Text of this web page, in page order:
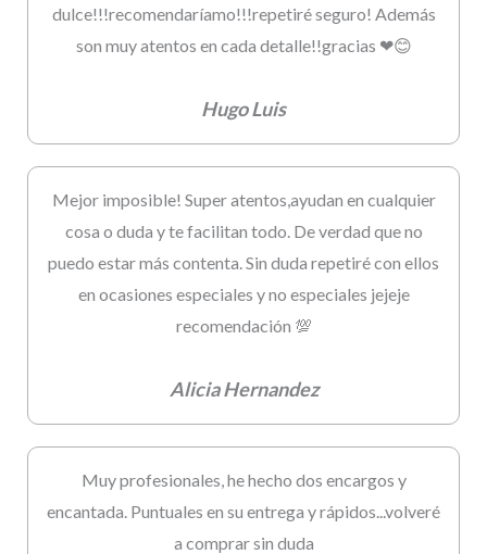
dulce!!!recomendaríamo!!!repetiré seguro! Además
son muy atentos en cada detalle!!gracias ❤😊
Hugo Luis
Mejor imposible! Super atentos,ayudan en cualquier
cosa o duda y te facilitan todo. De verdad que no
puedo estar más contenta. Sin duda repetiré con ellos
en ocasiones especiales y no especiales jejeje
recomendación 💯
Alicia Hernandez
Muy profesionales, he hecho dos encargos y
encantada. Puntuales en su entrega y rápidos...volveré
a comprar sin duda